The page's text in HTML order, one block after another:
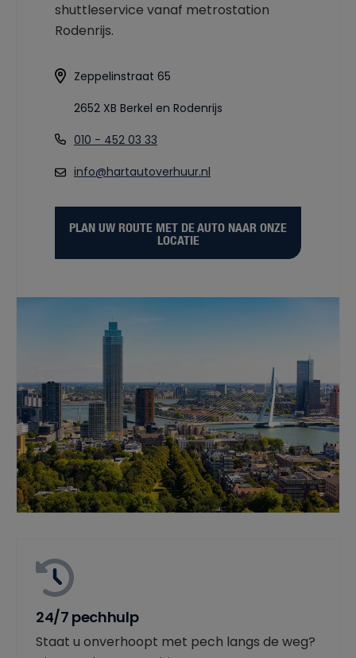
shuttleservice vanaf metrostation
Rodenrijs.
Zeppelinstraat 65
2652 XB Berkel en Rodenrijs
010 - 452 03 33
info@hartautoverhuur.nl
PLAN UW ROUTE MET DE AUTO NAAR ONZE
LOCATIE
24/7 pechhulp
Staat u onverhoopt met pech langs de weg?